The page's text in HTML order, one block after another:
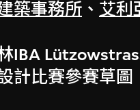
築事務所 、 艾利
IBA
計比賽參賽草圖